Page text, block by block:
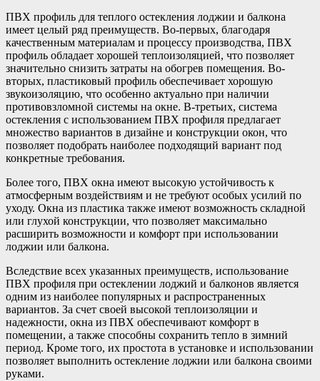
ПВХ профиль для теплого остекления лоджии и балкона
имеет целый ряд преимуществ. Во-первых, благодаря
качественным материалам и процессу производства, ПВХ
профиль обладает хорошей теплоизоляцией, что позволяет
значительно снизить затраты на обогрев помещения. Во-
вторых, пластиковый профиль обеспечивает хорошую
звукоизоляцию, что особенно актуально при наличии
противовзломной системы на окне. В-третьих, система
остекления с использованием ПВХ профиля предлагает
множество вариантов в дизайне и конструкции окон, что
позволяет подобрать наиболее подходящий вариант под
конкретные требования.
Более того, ПВХ окна имеют высокую устойчивость к
атмосферным воздействиям и не требуют особых усилий по
уходу. Окна из пластика также имеют возможность складной
или глухой конструкции, что позволяет максимально
расширить возможности и комфорт при использовании
лоджии или балкона.
Вследствие всех указанных преимуществ, использование
ПВХ профиля при остеклении лоджий и балконов является
одним из наиболее популярных и распространенных
вариантов. За счет своей высокой теплоизоляции и
надежности, окна из ПВХ обеспечивают комфорт в
помещении, а также способны сохранить тепло в зимний
период. Кроме того, их простота в установке и использовании
позволяет выполнить остекление лоджии или балкона своими
руками.